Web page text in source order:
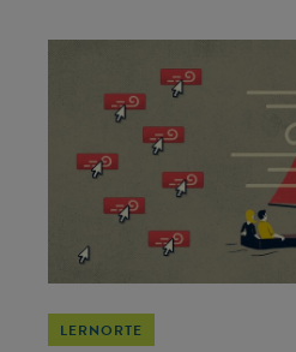
LERNORTE